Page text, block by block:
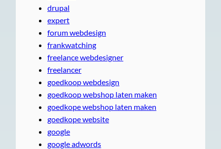
drupal
expert
forum webdesign
frankwatching
freelance webdesigner
freelancer
goedkoop webdesign
goedkoop webshop laten maken
goedkope webshop laten maken
goedkope website
google
google adwords